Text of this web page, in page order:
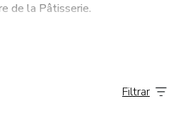
e sem gás;
de la Pâtisserie.
no Instituto de
drageados duros de açúcar e
de fabricação de
Filtrar